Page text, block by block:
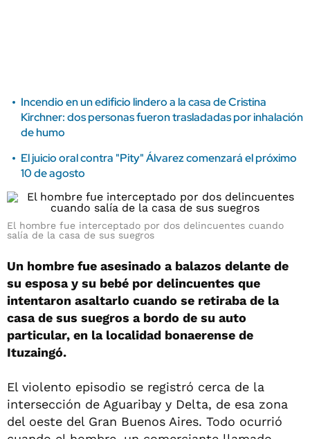
Incendio en un edificio lindero a la casa de Cristina
Kirchner: dos personas fueron trasladadas por inhalación
de humo
El juicio oral contra "Pity" Álvarez comenzará el próximo
10 de agosto
El hombre fue interceptado por dos delincuentes cuando
salía de la casa de sus suegros
Un hombre fue asesinado a balazos delante de
su esposa y su bebé por delincuentes que
intentaron asaltarlo cuando se retiraba de la
casa de sus suegros a bordo de su auto
particular, en la localidad bonaerense de
Ituzaingó.
El violento episodio se registró cerca de la
intersección de Aguaribay y Delta, de esa zona
del oeste del Gran Buenos Aires. Todo ocurrió